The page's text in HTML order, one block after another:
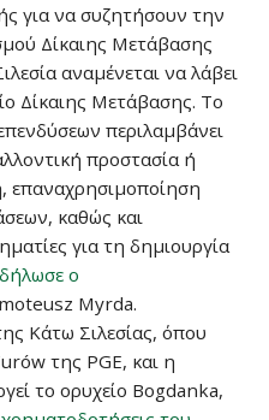
για να συζητήσουν την
Δίκαιης Μετάβασης
αναμένεται να λάβει
Δίκαιης Μετάβασης. Το
περιλαμβάνει
προστασία ή
επαναχρησιμοποίηση
καθώς και
για τη δημιουργία
δήλωσε ο
Myrda.
Κάτω Σιλεσίας, όπου
της PGE, και η
το ορυχείο Bogdanka,